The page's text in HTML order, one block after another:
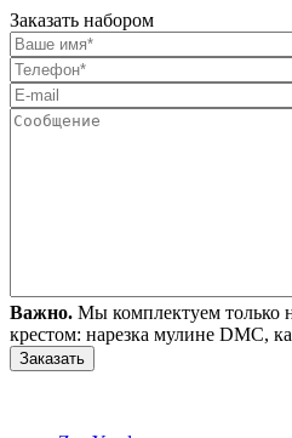
Заказать набором
Важно. Мы комплектуем только
крестом: нарезка мулине DMC,